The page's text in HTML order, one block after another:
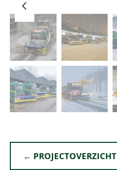
← PROJECTOVERZICHT